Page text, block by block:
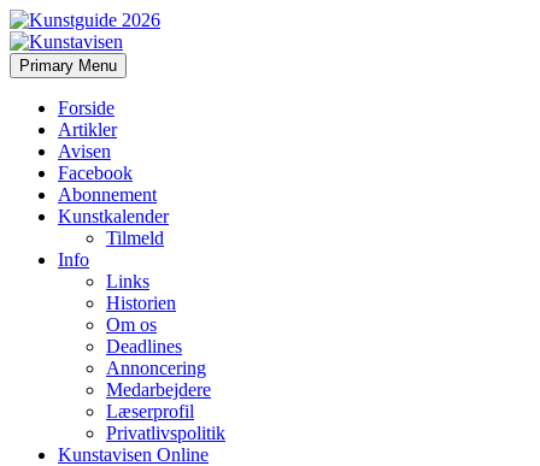
Kunstavisen
Search
Primary Menu Skip
to
Forside
Artikler
Avisen
Facebook
Abonnement
Kunstkalender
Tilmeld
Info
Links
Historien
Om os
Deadlines
Annoncering
Medarbejdere
Læserprofil
Privatlivspolitik
Kunstavisen Online